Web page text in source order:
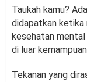
Taukah kamu?
didapatkan ketika
kesehatan
di luar
Tekanan yang